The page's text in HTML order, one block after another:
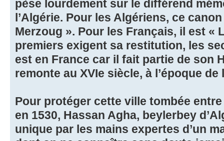
pèse lourdement sur le différend
l’Algérie. Pour les Algériens, ce
Merzoug ». Pour les Français, il est «
premiers exigent sa restitution, les
est en France car il fait partie de son
remonte au XVIe siècle, à l’époque de
Pour protéger cette ville tombée
en 1530, Hassan Agha, beylerbey
unique par les mains expertes d’un